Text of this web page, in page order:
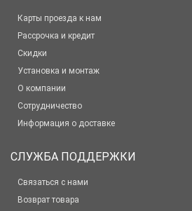
Карты проезда к нам
Рассрочка и кредит
Скидки
Установка и монтаж
О компании
Сотрудничество
Информация о доставке
СЛУЖБА ПОДДЕРЖКИ
Связаться с нами
Возврат товара